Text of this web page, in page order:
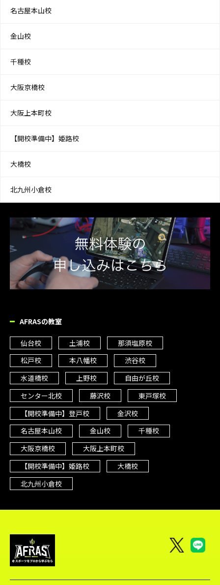
名古屋本山校
金山校
千種校
大阪京橋校
大阪上本町校
【開校準備中】姫路校
大橋校
北九州小倉校
AFRASの教室
仙台校 土浦校
那須塩原校
松戸校
本八幡校
渋谷校
水道橋校
上野校
自由が丘校
センター北校
藤沢校
東戸塚校
【開校準備中】登戸校
金沢校
名古屋本山校
金山校
千種校
大阪京橋校
大阪上本町校
【開校準備中】姫路校
大橋校
北九州小倉校